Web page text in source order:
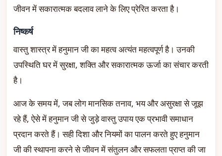
जीवन में सकारात्मक बदलाव लाने के लिए प्रेरित करता है।
निष्कर्ष
वास्तु शास्त्र में हनुमान जी का महत्व अत्यंत महत्वपूर्ण है। उनकी
उपस्थिति घर में सुरक्षा, शक्ति और सकारात्मक ऊर्जा का संचार करती
है।
आज के समय में, जब लोग मानसिक तनाव, भय और असुरक्षा से जूझ
रहे हैं, ऐसे में हनुमान जी से जुड़े वास्तु उपाय एक प्रभावी समाधान
प्रदान करते हैं। सही दिशा और नियमों का पालन करते हुए हनुमान
जी की स्थापना करने से जीवन में संतुलन और सफलता प्राप्त की जा